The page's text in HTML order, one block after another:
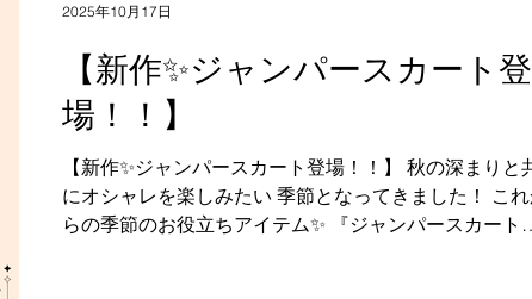
【新作✨ジャンパースカート登
場！！】
【新作✨ジャンパースカート登場！！】 秋の深まりと共
にオシャレを楽しみたい 季節となってきました！ これか
らの季節のお役立ちアイテム✨ 『ジャンパースカート』
2025年10月17日